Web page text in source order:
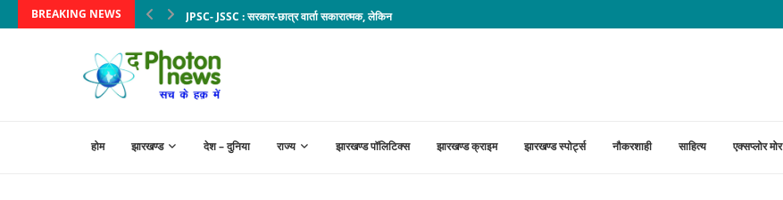
BREAKING NEWS JPSC- JSSC : सरकार-छात्र वार्ता सकारात्मक, लेकिन मांगों पर नहीं बनी सहमति; आंदोलन जारी
होम झारखण्ड देश – दुनिया राज्य झारखण्ड पॉलिटिक्स झारखण्ड क्राइम झारखण्ड स्पोर्ट्स नौकरशाही साहित्य एक्सप्लोर मोर